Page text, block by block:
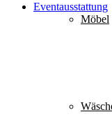
Eventausstattung
Möbel